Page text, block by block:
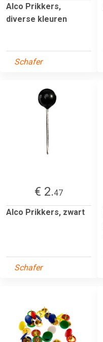
Alco Prikkers,
diverse kleuren
Schafer
€ 2.47
Alco Prikkers, zwart
Schafer